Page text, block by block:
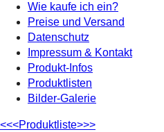
Wie kaufe ich ein?
Preise und Versand
Datenschutz
Impressum & Kontakt
Produkt-Infos
Produktlisten
Bilder-Galerie
<<<Produktliste>>>